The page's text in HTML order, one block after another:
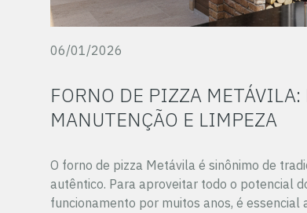
06/01/2026
FORNO DE PIZZA METÁVILA:
MANUTENÇÃO E LIMPEZA
O forno de pizza Metávila é sinônimo de
autêntico. Para aproveitar todo o potencial
funcionamento por muitos anos, é essencial